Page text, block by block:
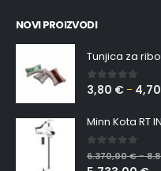
NOVI PROIZVODI
Tunjica za
0 out of 5
3,80 € – 4,70
Minn Kota RT
0 out of 5
6.370,00€–